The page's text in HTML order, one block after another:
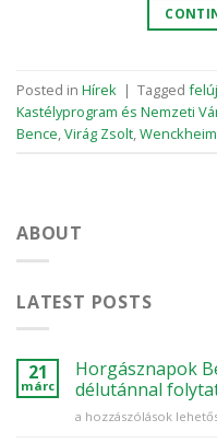
Posted in Hírek | Tagged
Kastélyprogram és Nemzeti
Bence Virág Zsolt
ABOUT
LATEST POSTS
21
márc
Horgásznapok
délutánnal
Horgásznapok
a hozzászólások